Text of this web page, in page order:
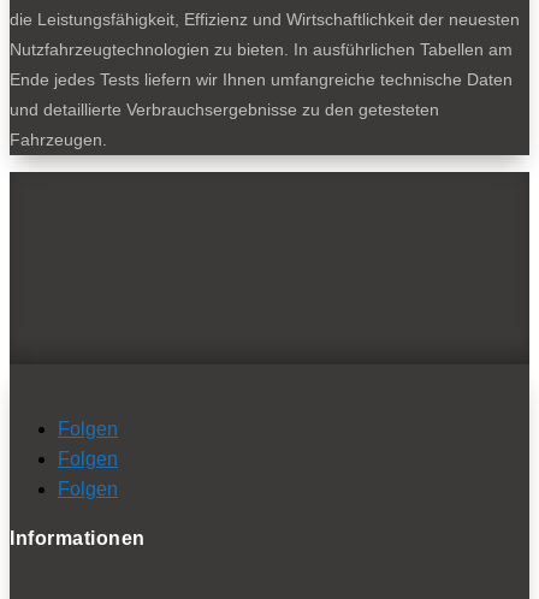
die Leistungsfähigkeit, Effizienz und Wirtschaftlichkeit der neuesten
Nutzfahrzeugtechnologien zu bieten. In ausführlichen Tabellen am
Ende jedes Tests liefern wir Ihnen umfangreiche technische Daten
und detaillierte Verbrauchsergebnisse zu den getesteten
Fahrzeugen.
Folgen
Folgen
Folgen
Informationen